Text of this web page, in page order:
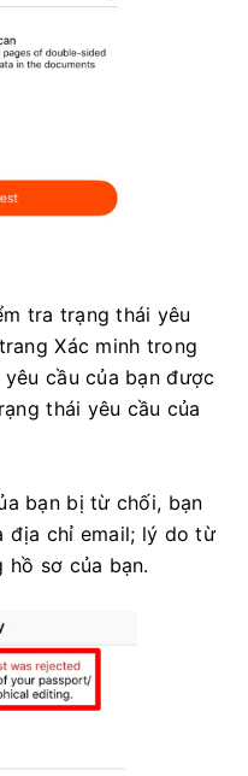
tra trạng thái yêu
Xác minh trong
cầu của bạn được
thái yêu cầu của
bạn bị từ chối, bạn
địa chỉ email; lý do từ
sơ của bạn.